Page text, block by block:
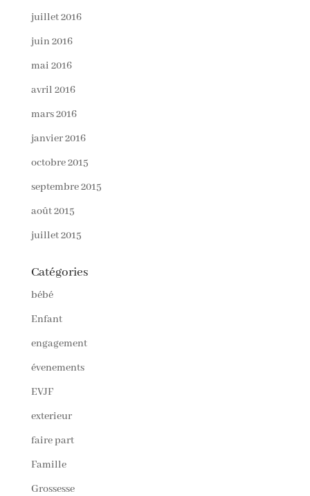
juillet 2016
juin 2016
mai 2016
avril 2016
mars 2016
janvier 2016
octobre 2015
septembre 2015
août 2015
juillet 2015
Catégories
bébé
Enfant
engagement
évenements
EVJF
exterieur
faire part
Famille
Grossesse